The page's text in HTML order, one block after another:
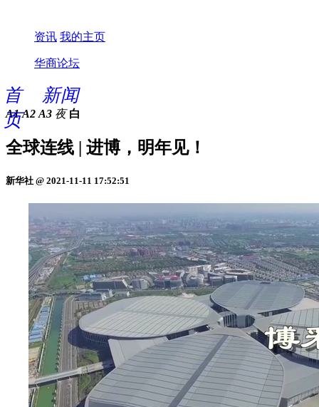
资讯 我的主页
华商论坛
首
页
新闻
A1 A2 A3 夜 白
全球连线 | 进博，明年见！
新华社 @ 2021-11-11 17:52:51